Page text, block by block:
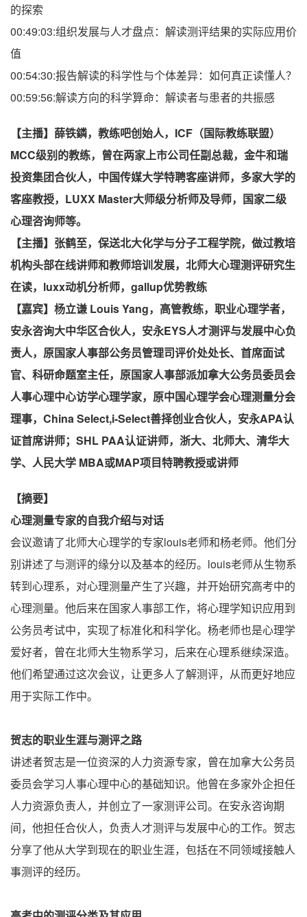
的探索
00:49:03:组织发展与人才盘点：解读测评结果的实际应用价
值
00:54:30:报告解读的科学性与个体差异：如何真正读懂人？
00:59:56:解读方向的科学算命：解读者与患者的共振感
【主播】薛铁鏻，教练吧创始人，ICF（国际教练联盟）
MCC级别的教练，曾在两家上市公司任副总裁，金牛和瑞
投资集团合伙人，中国传媒大学特聘客座讲师，多家大学的
客座教授，LUXX Master大师级分析师及导师，国家二级
心理咨询师等。
【主播】张鹤至，保送北大化学与分子工程学院，做过教培
机构头部在线讲师和教师培训发展，北师大心理测评研究生
在读，luxx动机分析师，gallup优势教练
【嘉宾】杨立谦 Louis Yang，高管教练，职业心理学者，
安永咨询大中华区合伙人，安永EYS人才测评与发展中心负
责人，原国家人事部公务员管理司评价处处长、首席面试
官、科研命题室主任，原国家人事部派加拿大公务员委员会
人事心理中心访学心理学家，原中国心理学会心理测量分会
理事，China Select,i-Select善择创业合伙人，安永APA认
证首席讲师；SHL PAA认证讲师，浙大、北师大、清华大
学、人民大学 MBA或MAP项目特聘教授或讲师
【摘要】
心理测量专家的自我介绍与对话
会议邀请了北师大心理学的专家louis老师和杨老师。他们分
别讲述了与测评的缘分以及基本的经历。louis老师从生物系
转到心理系，对心理测量产生了兴趣，并开始研究高考中的
心理测量。他后来在国家人事部工作，将心理学知识应用到
公务员考试中，实现了标准化和科学化。杨老师也是心理学
爱好者，曾在北师大生物系学习，后来在心理系继续深造。
他们希望通过这次会议，让更多人了解测评，从而更好地应
用于实际工作中。
贺志的职业生涯与测评之路
讲述者贺志是一位资深的人力资源专家，曾在加拿大公务员
委员会学习人事心理中心的基础知识。他曾在多家外企担任
人力资源负责人，并创立了一家测评公司。在安永咨询期
间，他担任合伙人，负责人才测评与发展中心的工作。贺志
分享了他从大学到现在的职业生涯，包括在不同领域接触人
事测评的经历。